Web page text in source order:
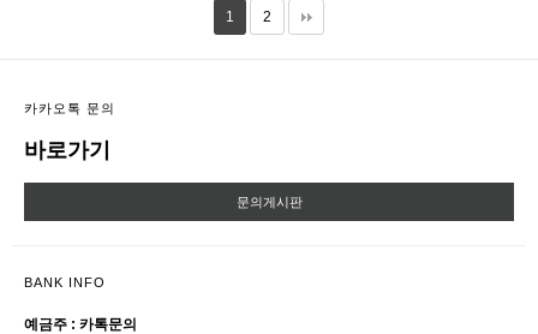
1 2
카카오톡 문의
바로가기
문의게시판
BANK INFO
예금주 : 카톡문의